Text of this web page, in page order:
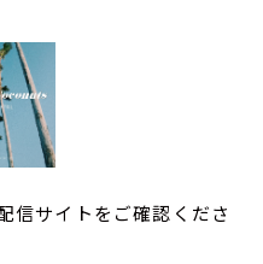
サイトをご確認くださ